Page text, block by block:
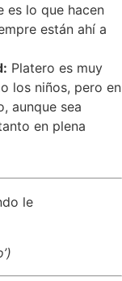
es lo que hacen
están ahí a
Platero es muy
los niños, pero en
aunque sea
en plena
le